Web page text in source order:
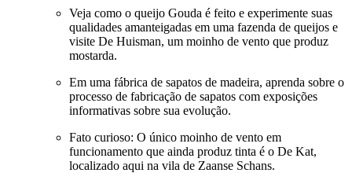
Veja como o queijo Gouda é feito e experimente suas
qualidades amanteigadas em uma fazenda de queijos e
visite De Huisman, um moinho de vento que produz
mostarda.
Em uma fábrica de sapatos de madeira, aprenda sobre o
processo de fabricação de sapatos com exposições
informativas sobre sua evolução.
Fato curioso: O único moinho de vento em
funcionamento que ainda produz tinta é o De Kat,
localizado aqui na vila de Zaanse Schans.